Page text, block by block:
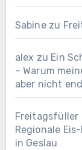
Sabinezu
alex zu Ein
– Warum
aber nicht
Freitagsfüller
Regionale
in Geslau